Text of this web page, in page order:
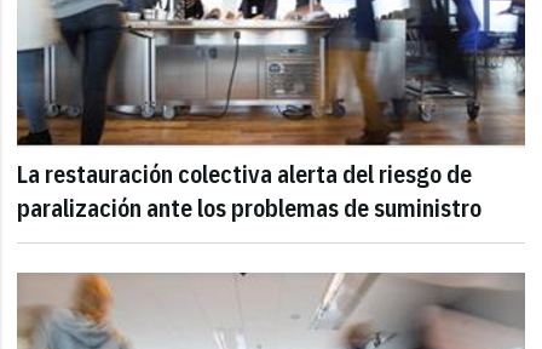
La restauración colectiva alerta del riesgo de
paralización ante los problemas de suministro